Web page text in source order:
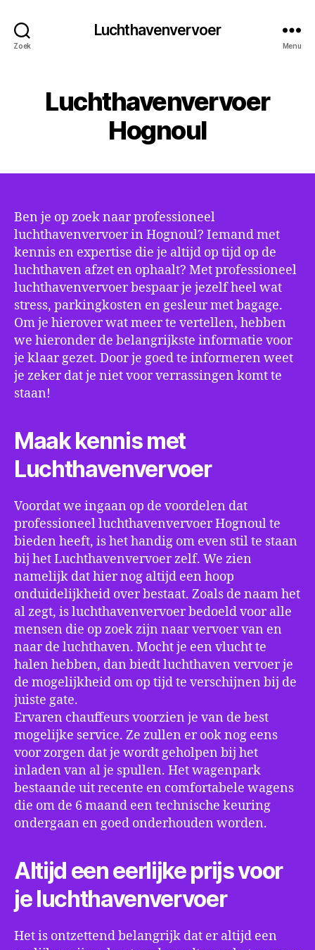
Zoek
Luchthavenvervoer
Menu
Luchthavenvervoer
Hognoul
Ben je op zoek naar professioneel
luchthavenvervoer in Hognoul? Iemand met
kennis en expertise die je altijd op tijd op de
luchthaven afzet en ophaalt? Met professioneel
luchthavenvervoer bespaar je jezelf heel wat
stress, parkingkosten en gesleur met bagage.
Om je hierover wat meer te vertellen, hebben
we hieronder de belangrijkste informatie voor
je klaar gezet. Door je goed te informeren weet
je zeker dat je niet voor verrassingen komt te
staan!
Maak kennis met
Luchthavenvervoer
Voordat we ingaan op de voordelen dat
professioneel luchthavenvervoer Hognoul te
bieden heeft, is het handig om even stil te staan
bij het Luchthavenvervoer zelf. We zien
namelijk dat hier nog altijd een hoop
onduidelijkheid over bestaat. Zoals de naam het
al zegt, is luchthavenvervoer bedoeld voor alle
mensen die op zoek zijn naar vervoer van en
naar de luchthaven. Mocht je een vlucht te
halen hebben, dan biedt luchthaven vervoer je
de mogelijkheid om op tijd te verschijnen bij de
juiste gate.
Ervaren chauffeurs voorzien je van de best
mogelijke service. Ze zullen er ook nog eens
voor zorgen dat je wordt geholpen bij het
inladen van al je spullen. Het wagenpark
bestaande uit recente en comfortabele wagens
die om de 6 maand een technische keuring
ondergaan en goed onderhouden worden.
Altijd een eerlijke prijs voor
je luchthavenvervoer
Het is ontzettend belangrijk dat er altijd een